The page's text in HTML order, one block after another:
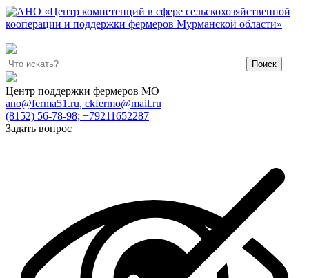
Поиск
Центр поддержки фермеров МО
ano@ferma51.ru, ckfermo@mail.ru
(8152) 56-78-98; +79211652287
Задать вопрос